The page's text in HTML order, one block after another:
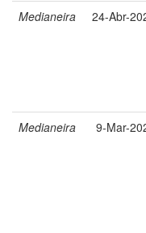
Medianeira 24-Abr-
Medianeira 9-Mar-